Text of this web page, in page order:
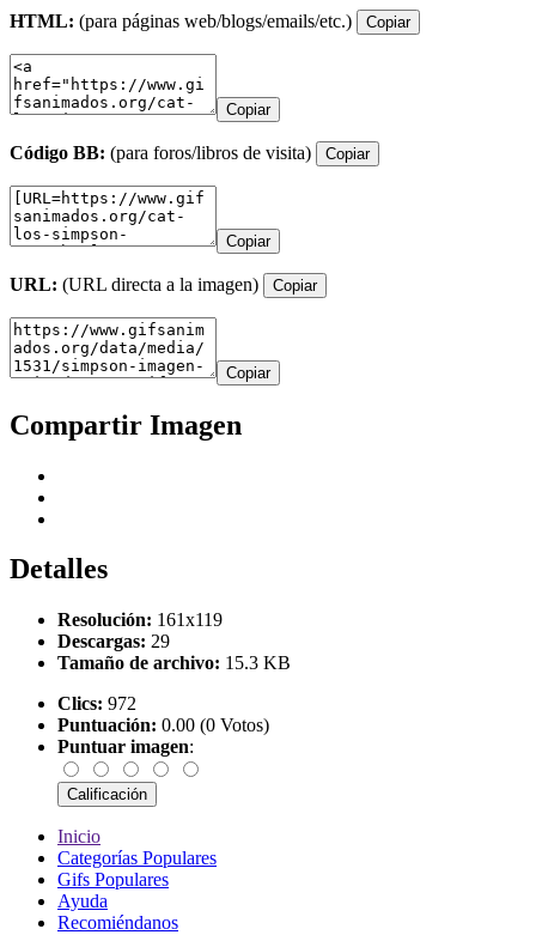
HTML: (para páginas web/blogs/emails/etc.) Copiar
Copiar
Código BB: (para foros/libros de visita) Copiar
Copiar
URL: (URL directa a la imagen) Copiar
Copiar
Compartir Imagen
Detalles
Resolución: 161x119
Descargas: 29
Tamaño de archivo: 15.3 KB
Clics: 972
Puntuación: 0.00 (0 Votos)
Puntuar imagen:
Inicio
Categorías Populares
Gifs Populares
Ayuda
Recomiéndanos